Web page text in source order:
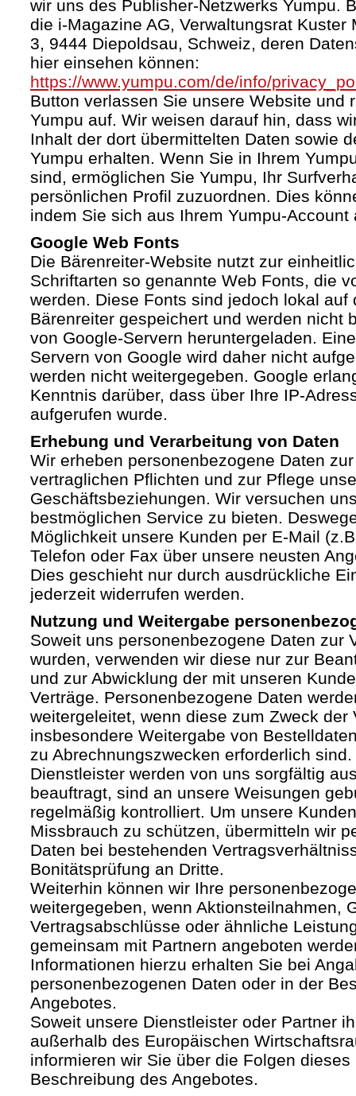
wir uns des Publisher-Netzwerks Yumpu.
die i-Magazine AG, Verwaltungsrat Kuster
3, 9444 Diepoldsau, Schweiz, deren
hier einsehen können:
https://www.yumpu.com/de/info/
Button verlassen Sie unsere Website und
Yumpu auf. Wir weisen darauf hin, dass
Inhalt der dort übermittelten Daten sowie
Yumpu erhalten. Wenn Sie in Ihrem
sind, ermöglichen Sie Yumpu, Ihr
persönlichen Profil zuzuordnen. Dies
indem Sie sich aus Ihrem Yumpu-Account
Google Web Fonts
Die Bärenreiter-Website nutzt zur
Schriftarten so genannte Web Fonts, die
werden. Diese Fonts sind jedoch lokal auf
Bärenreiter gespeichert und werden nicht
von Google-Servern heruntergeladen.
Servern von Google wird daher nicht
werden nicht weitergegeben. Google
Kenntnis darüber, dass über Ihre IP-
aufgerufen wurde.
Erhebung und Verarbeitung von Daten
Wir erheben personenbezogene Daten
vertraglichen Pflichten und zur Pflege
Geschäftsbeziehungen. Wir versuchen
bestmöglichen Service zu bieten.
Möglichkeit unsere Kunden per E-Mail
Telefon oder Fax über unsere neusten
Dies geschieht nur durch ausdrückliche
jederzeit widerrufen werden.
Nutzung und Weitergabe
Soweit uns personenbezogene Daten zur
wurden, verwenden wir diese nur zur
und zur Abwicklung der mit unseren
Verträge. Personenbezogene Daten
weitergeleitet, wenn diese zum Zweck der
insbesondere Weitergabe von
zu Abrechnungszwecken erforderlich
Dienstleister werden von uns sorgfältig
beauftragt, sind an unsere Weisungen
regelmäßig kontrolliert. Um unsere
Missbrauch zu schützen, übermitteln wir
Daten bei bestehenden
Bonitätsprüfung an Dritte.
Weiterhin können wir Ihre
weitergegeben, wenn Aktionsteilnahmen,
Vertragsabschlüsse oder ähnliche
gemeinsam mit Partnern angeboten
Informationen hierzu erhalten Sie bei
personenbezogenen Daten oder in der
Angebotes.
Soweit unsere Dienstleister oder Partner
außerhalb des Europäischen
informieren wir Sie über die Folgen
Beschreibung des Angebotes.